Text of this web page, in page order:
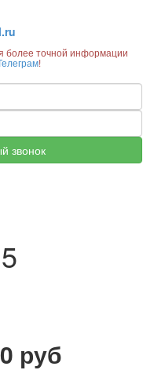
более точной информации
!
звонок
руб